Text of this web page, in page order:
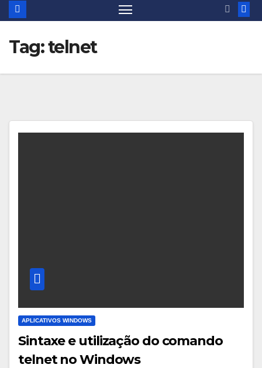
Tag:telnet
APLICATIVOS WINDOWS
Sintaxe e utilização do comando
telnet no Windows